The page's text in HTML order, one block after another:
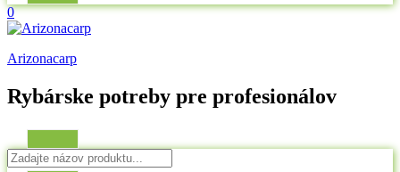
0
Arizonacarp
Rybárske potreby pre profesionálov